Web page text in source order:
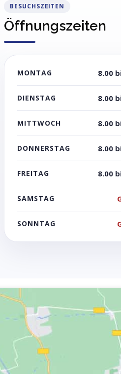
v
:
BESUCHSZEITEN
Öffnungszeiten
MONTAG 8.00
DIENSTAG 8.00
MITTWOCH 8.00
DONNERSTAG 8.00
FREITAG 8.00
SAMSTAG
SONNTAG